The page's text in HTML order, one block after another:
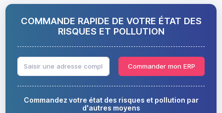
COMMANDE RAPIDE DE VOTRE ÉTAT DES
RISQUES ET POLLUTION
Commander mon ERP
Commandez votre état des risques et pollution par
d'autres moyens